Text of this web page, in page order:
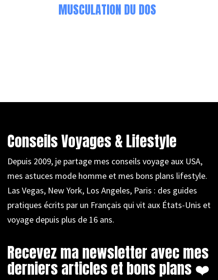
MUSCULATION DU DOS
Conseils Voyages & Lifestyle
Depuis 2009, je partage mes conseils voyage aux USA,
mes astuces mode homme et mes bons plans lifestyle.
Las Vegas, New York, Los Angeles, Paris : des guides
pratiques écrits par un Français qui vit aux États-Unis et
voyage depuis plus de 16 ans.
Recevez ma newsletter avec mes
derniers articles et bons plans ❤️